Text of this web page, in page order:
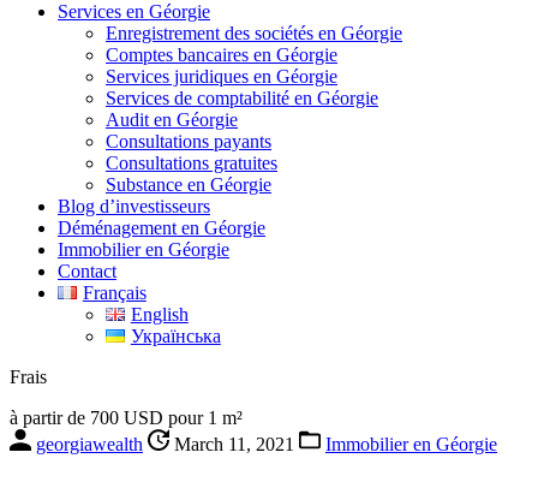
Services en Géorgie
Enregistrement des sociétés en Géorgie
Comptes bancaires en Géorgie
Services juridiques en Géorgie
Services de comptabilité en Géorgie
Audit en Géorgie
Consultations payants
Consultations gratuites
Substance en Géorgie
Blog d’investisseurs
Déménagement en Géorgie
Immobilier en Géorgie
Contact
Français
English
Українська
Frais
à partir de 700 USD pour 1 m²
georgiawealth
March 11, 2021 Immobilier en Géorgie